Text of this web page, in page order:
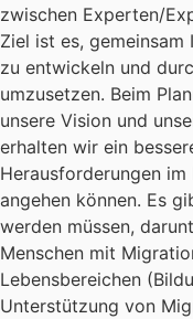
zwischen Experten/
Ziel ist es,
zu entwickeln und
umzusetzen. Beim
unsere Vision und
erhalten wir ein
Herausforderungen
angehen können. Es
werden müssen,
Menschen mit
Lebensbereichen
Unterstützung von